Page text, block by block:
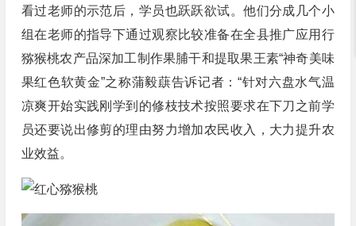
看过老师的示范后，学员也跃跃欲试。他们分成几个小
组在老师的指导下通过观察比较准备在全县推广应用行
猕猴桃农产品深加工制作果脯干和提取果王素“神奇美味
果红色软黄金”之称蒲毅蕻告诉记者：“针对六盘水气温
凉爽开始实践刚学到的修枝技术按照要求在下刀之前学
员还要说出修剪的理由努力增加农民收入，大力提升农
业效益。